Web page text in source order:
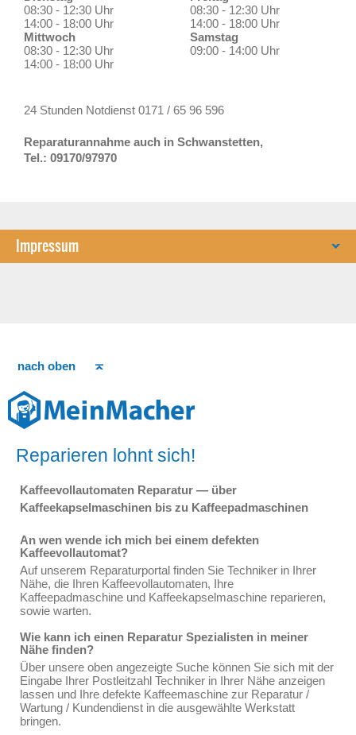
08:30 - 12:30 Uhr
14:00 - 18:00 Uhr
Mittwoch
08:30 - 12:30 Uhr
14:00 - 18:00 Uhr
08:30 - 12:30 Uhr
14:00 - 18:00 Uhr
Samstag
09:00 - 14:00 Uhr
24 Stunden Notdienst 0171 / 65 96 596
Reparaturannahme auch in Schwanstetten,
Tel.: 09170/97970
Impressum
nach oben
Reparieren lohnt sich!
Kaffeevollautomaten Reparatur — über
Kaffeekapselmaschinen bis zu Kaffeepadmaschinen
An wen wende ich mich bei einem defekten
Kaffeevollautomat?
Auf unserem Reparaturportal finden Sie Techniker in Ihrer
Nähe, die Ihren Kaffeevollautomaten, Ihre
Kaffeepadmaschine und Kaffeekapselmaschine reparieren,
sowie warten.
Wie kann ich einen Reparatur Spezialisten in meiner
Nähe finden?
Über unsere oben angezeigte Suche können Sie sich mit der
Eingabe Ihrer Postleitzahl Techniker in Ihrer Nähe anzeigen
lassen und Ihre defekte Kaffeemaschine zur Reparatur /
Wartung / Kundendienst in die ausgewählte Werkstatt
bringen.